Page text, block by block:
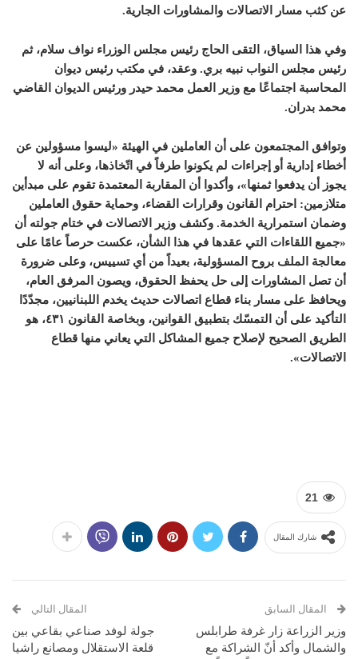
عن كثب مسار الاتصالات والمشاورات الجارية.
وفي هذا السياق، التقى الحاج رئيس مجلس الوزراء نواف سلام، ثم
رئيس مجلس النواب نبيه بري. وعقد، في مكتب رئيس ديوان
المحاسبة اجتماعًا مع وزير العمل محمد حيدر ورئيس الديوان القاضي
محمد بدران.
وتوافق المجتمعون على أن العاملين في الهيئة «ليسوا مسؤولين عن
أخطاء إدارية أو إجراءات لم يكونوا طرفاً في اتّخاذها، وعلى أنه لا
يجوز أن يدفعوا ثمنها»، وأكدوا أن المقاربة المعتمدة تقوم على مبدأين
متلازمين: احترام القانون وقرارات القضاء، وحماية حقوق العاملين
وضمان استمرارية الخدمة. وكشف وزير الاتصالات في ختام جولته أن
«جميع اللقاءات التي عقدها في هذا الشأن، عكست حرصاً عامًا على
معالجة الملف بروح المسؤولية، بعيداً من أي تسييس، وعلى ضرورة
أن تصل المشاورات إلى حل يحفظ الحقوق، ويصون المرفق العام،
ويحافظ على مسار بناء قطاع اتصالات حديث يخدم اللبنانيين، مجدّدًا
التأكيد على أن التمسّك بتطبيق القوانين، وبخاصة القانون ٤٣١، هو
الطريق الصحيح لإصلاح جميع المشاكل التي يعاني منها قطاع
الاتصالات».
21
شارك المقال
المقال السابق
وزير الزراعة زار غرفة طرابلس
والشمال وأكد أنّ الشراكة مع
المقال التالي
جولة لوفد صناعي بقاعي بين
قلعة الاستقلال ومصانع راشيا